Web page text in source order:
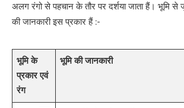
अलग रंगो से पहचान के तौर पर दर्शया जाता हैं। भूमि से
की जानकारी इस प्रकार हैं :-
भूमि के
प्रकार एवं
रंग
भूमि की जानकारी